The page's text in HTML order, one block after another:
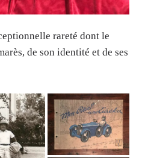
rareté dont le
de son identité et de ses